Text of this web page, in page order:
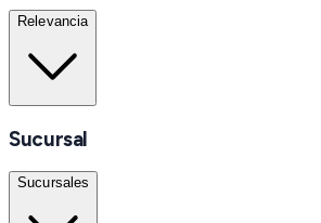
Relevancia
Sucursal
Sucursales